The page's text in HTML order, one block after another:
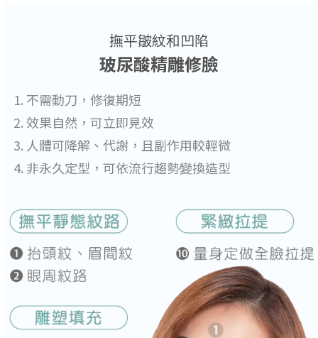
撫平皺紋和凹陷
玻尿酸精雕修臉
不需動刀，修復期短
效果自然，可立即見效
人體可降解、代謝，且副作用較輕微
非永久定型，可依流行趨勢變換造型